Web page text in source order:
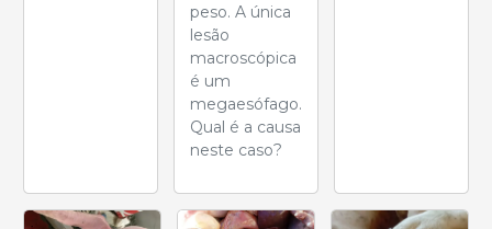
peso. A única
lesão
macroscópica
é um
megaesófago.
Qual é a causa
neste caso?